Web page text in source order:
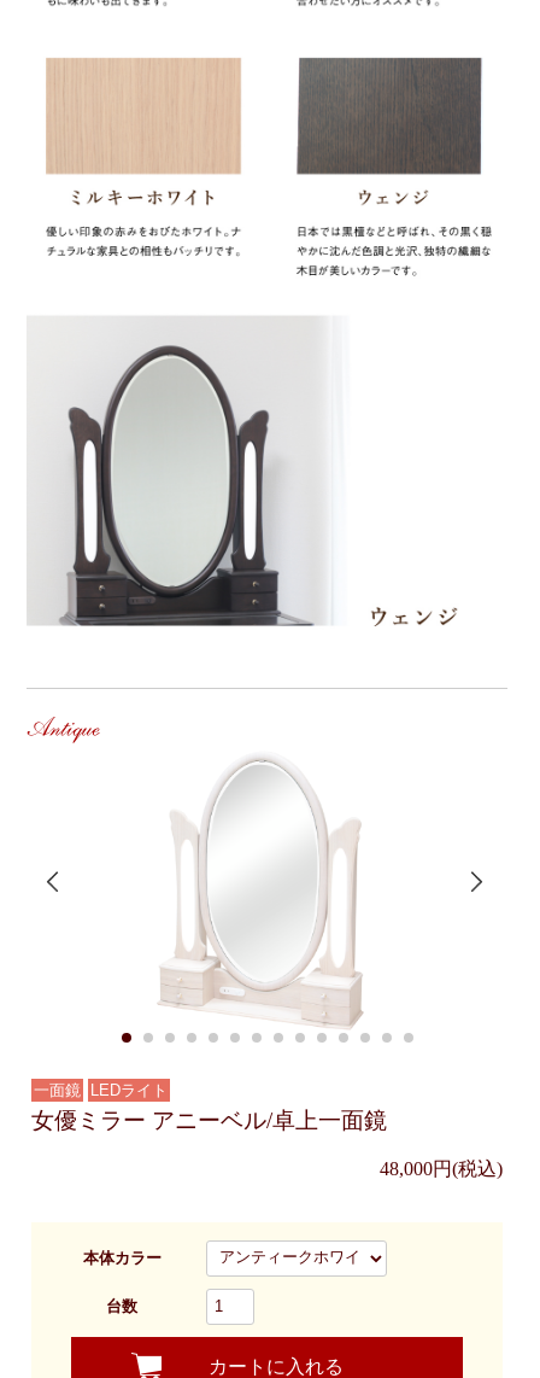
一面鏡 LEDライト
女優ミラー アニーベル/卓上一面鏡
48,000円(税込)
本体カラー
台数
カートに入れる